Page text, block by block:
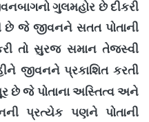
ગુલમહોર છે દીકરી
છે જે જીવનને સતત પોતાની
તો સુરજ સમાન તેજસ્વી
જીવનને પ્રકાશિત કરતી
છે જે પોતાના અસ્તિત્વ અને
પ્રત્યેક પણને પોતાની